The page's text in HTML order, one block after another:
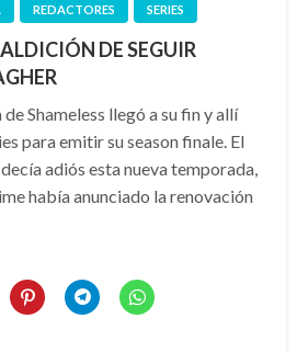
REDACTORES SERIES
DE SEGUIR
Shameless llegó a su fin y allí
para emitir su season finale. El
adiós esta nueva temporada,
había anunciado la renovación